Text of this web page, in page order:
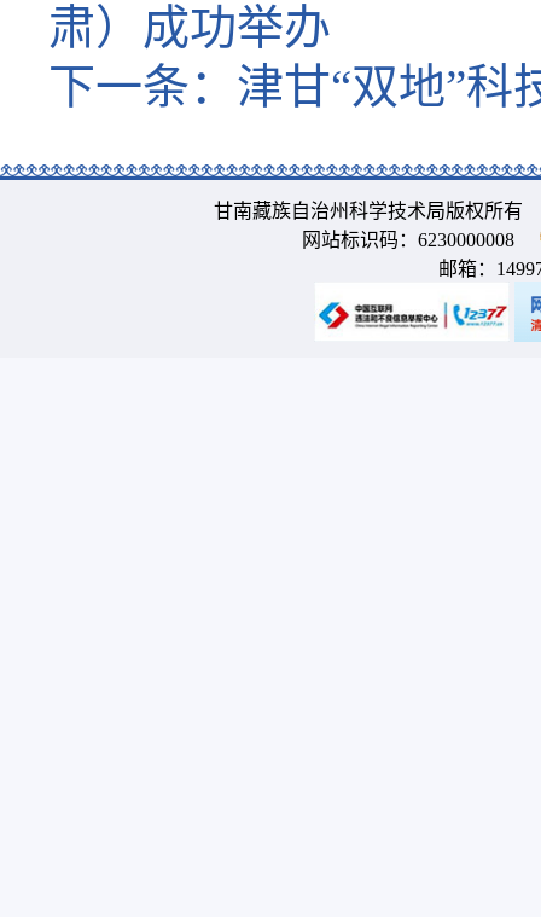
肃）成功举办
下一条： 津甘“双地”科
甘南藏族自治州科学技术局版权所
网站标识码：6230000008
邮箱：